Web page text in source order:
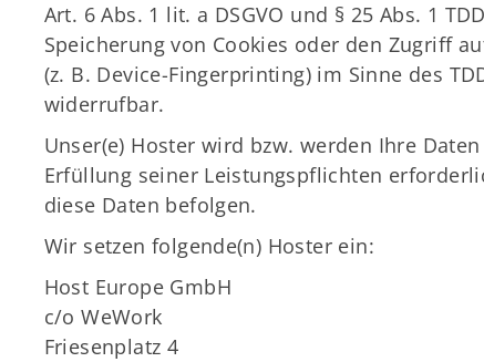
Art. 6 Abs. 1 lit. a DSGVO und § 25 Abs. 1
Speicherung von Cookies oder den Zugriff
(z. B. Device-Fingerprinting) im Sinne des
widerrufbar.
Unser(e) Hoster wird bzw. werden Ihre
Erfüllung seiner Leistungspflichten
diese Daten befolgen.
Wir setzen folgende(n) Hoster ein:
Host Europe GmbH
c/o WeWork
Friesenplatz 4